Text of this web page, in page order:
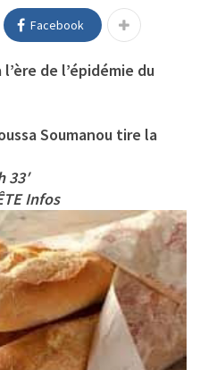
Facebook
de l’épidémie du
Soumanou tire la
33′
Infos